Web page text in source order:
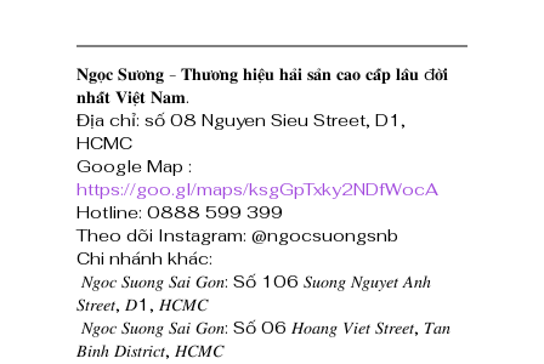
𝐍𝐠𝐨̣𝐜 𝐒𝐮̛𝐨̛𝐧𝐠 - 𝐓𝐡𝐮̛𝐨̛𝐧𝐠 𝐡𝐢𝐞̣̂𝐮 𝐡𝐚̉𝐢 𝐬𝐚̉𝐧 𝐜𝐚𝐨 𝐜𝐚̂́𝐩 𝐥𝐚̂𝐮 đ𝐨̛̀𝐢
𝐧𝐡𝐚̂́𝐭 𝐕𝐢𝐞̣̂𝐭 𝐍𝐚𝐦.
Địa chỉ: số 08 Nguyen Sieu Street, D1,
HCMC
Google Map :
https://goo.gl/maps/ksgGpTxky2NDfWocA
Hotline: 0888 599 399
Theo dõi Instagram: @ngocsuongsnb
Chi nhánh khác:
𝑆𝑡𝑟𝑒𝑒𝑡, 𝐷1, 𝐻𝐶𝑀𝐶
𝐵𝑖𝑛ℎ 𝐷𝑖𝑠𝑡𝑟𝑖𝑐𝑡, 𝐻𝐶𝑀𝐶